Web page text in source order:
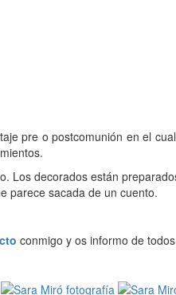
pre o postcomunión en el
decorados están
parece sacada de un cuento.
conmigo y os informo de